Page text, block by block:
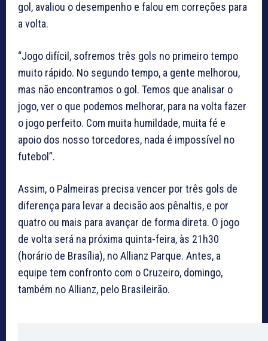
gol, avaliou o desempenho e falou em correções para
a volta.
“Jogo difícil, sofremos três gols no primeiro tempo
muito rápido. No segundo tempo, a gente melhorou,
mas não encontramos o gol. Temos que analisar o
jogo, ver o que podemos melhorar, para na volta fazer
o jogo perfeito. Com muita humildade, muita fé e
apoio dos nosso torcedores, nada é impossível no
futebol”.
Assim, o Palmeiras precisa vencer por três gols de
diferença para levar a decisão aos pênaltis, e por
quatro ou mais para avançar de forma direta. O jogo
de volta será na próxima quinta-feira, às 21h30
(horário de Brasília), no Allianz Parque. Antes, a
equipe tem confronto com o Cruzeiro, domingo,
também no Allianz, pelo Brasileirão.